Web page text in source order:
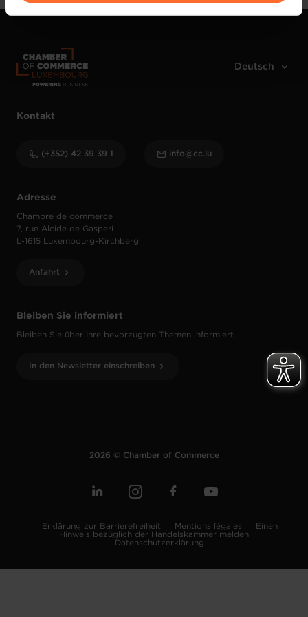
vos données personnelles, vous pouvez consulter notre
protection des données personnelles
Bleiben Sie informiert
Bleiben Sie über Ihre bevorzugten Themen informiert.
In den Newsletter einschreiben
Adresse
Chambre de commerce
7, rue Alcide de Gasperi
L-1615 Luxembourg-Kirchberg
Anfahrt
Kontakt
(+352) 42 39 39 1 info@cc.lu
2026 © Chamber of Commerce
Erklärung zur Barrierefreiheit Mentions légales
Einen
Hinweis bezüglich der Handelskammer melden
Datenschutzerklärung